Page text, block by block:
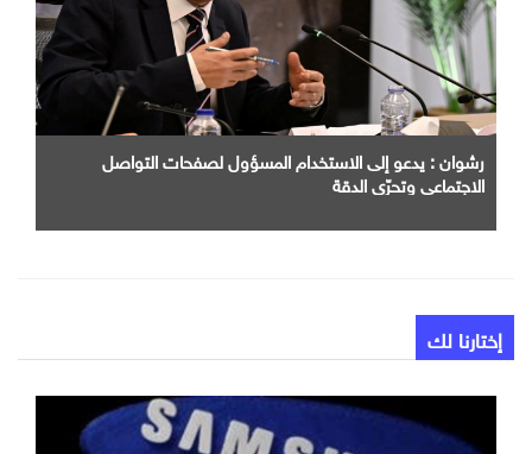
رشوان : يدعو إلى الاستخدام المسؤول لصفحات التواصل
الاجتماعي وتحرّي الدقة
إختارنا لك